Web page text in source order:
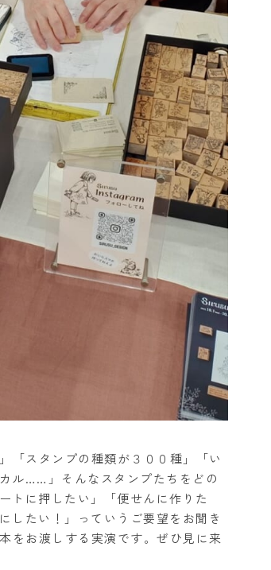
「スタンプの種類が３００種」「い
ル……」そんなスタンプたちをどの
トに押したい」「便せんに作りた
したい！」っていうご要望をお聞き
をお渡しする実演です。ぜひ見に来